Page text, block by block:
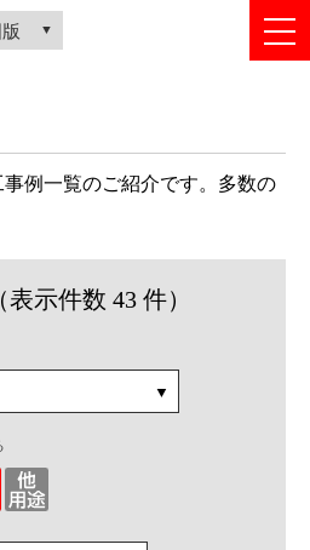
例一覧のご紹介です。多数の
示件数 43 件）